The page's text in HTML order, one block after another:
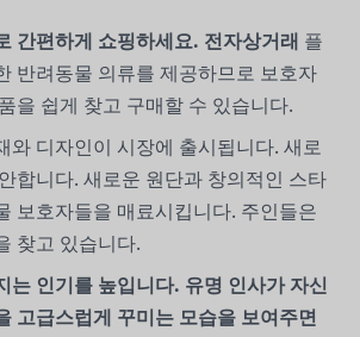
간편하게 쇼핑하세요. 전자상거래 플
반려동물 의류를 제공하므로 보호자
을 쉽게 찾고 구매할 수 있습니다.
와 디자인이 시장에 출시됩니다. 새로
합니다. 새로운 원단과 창의적인 스타
보호자들을 매료시킵니다. 주인들은
찾고 있습니다.
는 인기를 높입니다. 유명 인사가 자신
고급스럽게 꾸미는 모습을 보여주면